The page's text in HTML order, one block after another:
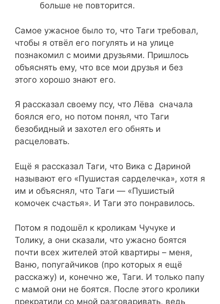
больше не повторится.
Самое ужасное было то, что Таги требовал,
чтобы я отвёл его погулять и на улице
познакомил с моими друзьями. Пришлось
объяснять ему, что все мои друзья и без
этого хорошо знают его.
Я рассказал своему псу, что Лёва сначала
боялся его, но потом понял, что Таги
безобидный и захотел его обнять и
расцеловать.
Ещё я рассказал Таги, что Вика с Дариной
называют его «Пушистая сарделечка», хотя я
им и объяснял, что Таги — «Пушистый
комочек счастья». И Таги это понравилось.
Потом я подошёл к кроликам Чучуке и
Толику, а они сказали, что ужасно боятся
почти всех жителей этой квартиры – меня,
Ваню, попугайчиков (про которых я ещё
расскажу) и, конечно же, Таги. И только папу
с мамой они не боятся. После этого кролики
прекратили со мной разговаривать, ведь